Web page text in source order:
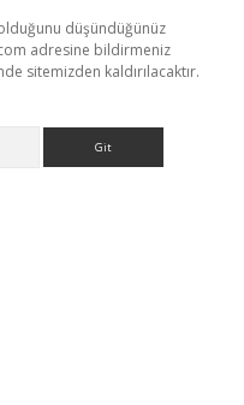
düşündüğünüz
adresine bildirmeniz
sitemizden kaldırılacaktır.